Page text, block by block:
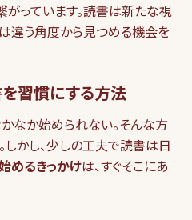
がっています。読書は新たな視
違う角度から見つめる機会を
習慣にする方法
かなか始められない。そんな方
しかし、少しの工夫で読書は日
めるきっかけは、すぐそこにあ